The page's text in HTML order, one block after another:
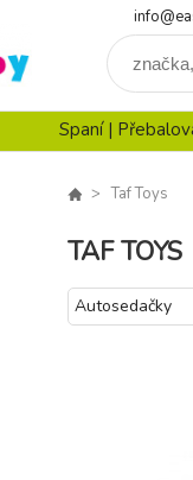
Spaní |
Taf Toys
TAF TOYS
Autosedačky